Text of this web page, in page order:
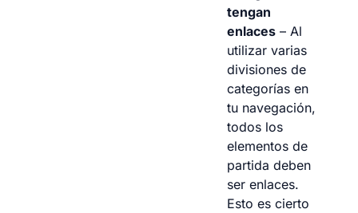
tengan
enlaces – Al
utilizar varias
divisiones de
categorías en
tu navegación,
todos los
elementos de
partida deben
ser enlaces.
Esto es cierto